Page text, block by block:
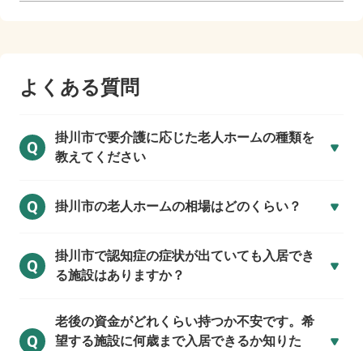
よくある質問
Q
掛川市で要介護に応じた老人ホームの種類を
教えてください
Q 掛川市の老人ホームの相場はどのくらい？
Q
掛川市で認知症の症状が出ていても入居でき
る施設はありますか？
Q
老後の資金がどれくらい持つか不安です。希
望する施設に何歳まで入居できるか知りた